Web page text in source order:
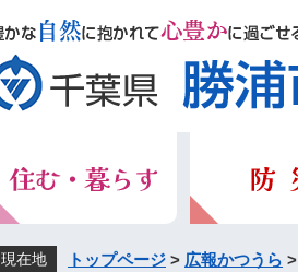
現在地 トップページ > 広報かつうら >